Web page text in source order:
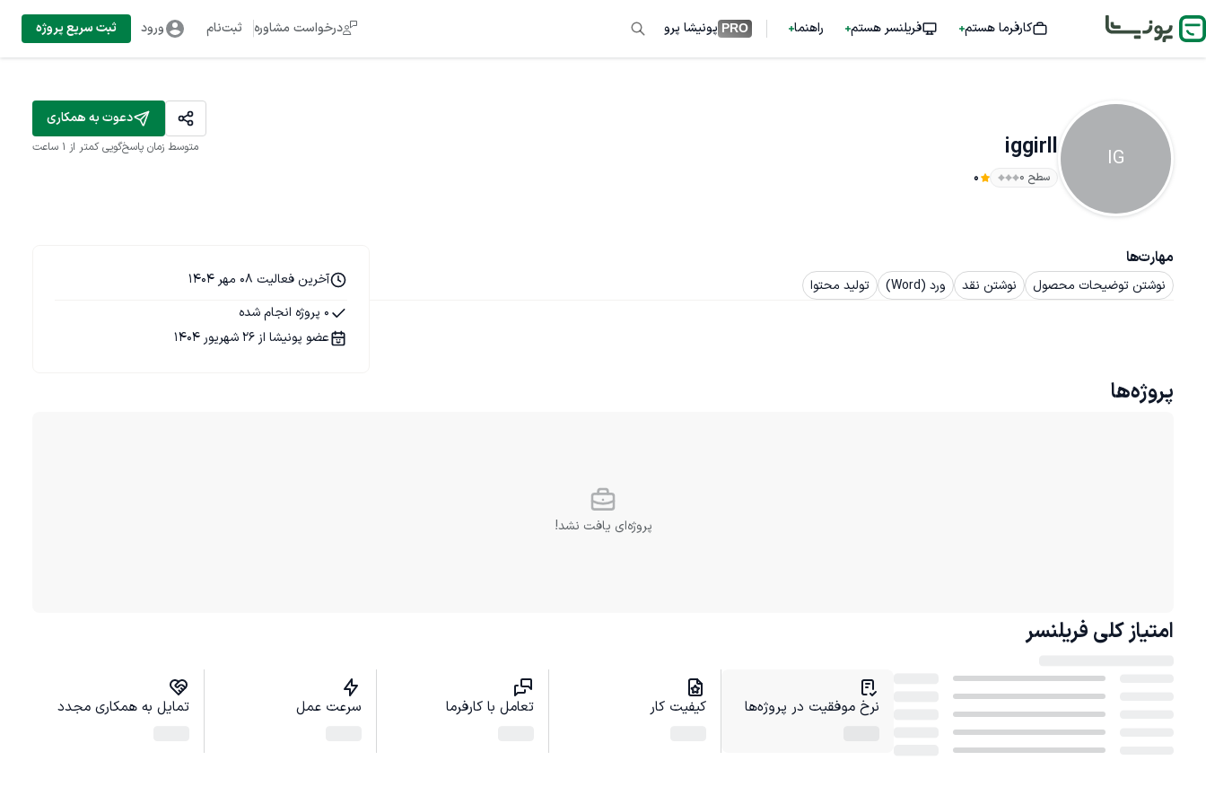
کارفرما هستم فریلنسر هستم راهنما PRO پونیشا پرو درخواست مشاوره ثبت‌نام ورود ثبت سریع پروژه
IG
iggirll
سطح ۰ 0
دعوت به همکاری
متوسط زمان پاسخ‌گویی کمتر از 1 ساعت
مهارت‌ها
نوشتن توضیحات محصول نوشتن نقد ورد (Word) تولید محتوا
آخرین فعالیت 08 مهر 1404
0 پروژه انجام شده
عضو پونیشا از 26 شهریور 1404
پروژه‌ها
پروژه‌ای یافت نشد!
امتیاز کلی فریلنسر
نرخ موفقیت در پروژه‌ها کیفیت کار تعامل با کارفرما سرعت عمل تمایل به همکاری مجدد